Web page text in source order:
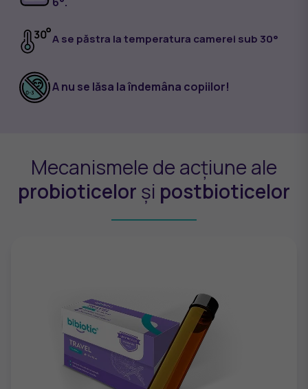
A se păstra la temperatura camerei sub 30°
A nu se lăsa la îndemâna copiilor!
Mecanismele de acțiune ale
probioticelor și postbioticelor